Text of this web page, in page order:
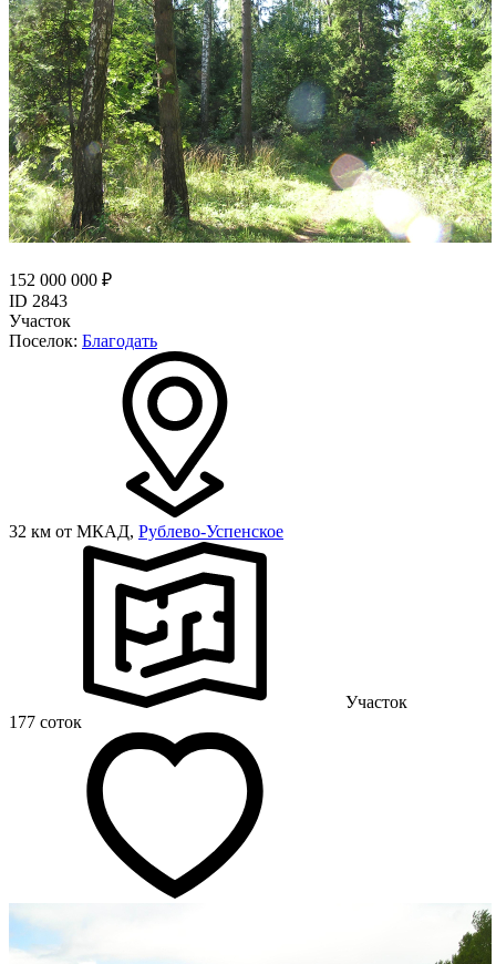
152 000 000 ₽
ID 2843
Участок
Поселок: Благодать
32 км от МКАД, Рублево-Успенское
Участок
177 соток